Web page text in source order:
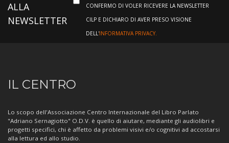
ALLA
NEWSLETTER
CONFERMO DI VOLER RICEVERE LA NEWSLETTER
CILP E DICHIARO DI AVER PRESO VISIONE
DELL'INFORMATIVA PRIVACY.
Informazioni
sul
Centro
IL CENTRO
Lo scopo dell'Associazione Centro Internazionale del Libro Parlato
"Adriano Sernagiotto" O.D.V. è quello di aiutare, mediante gli audiolibri e
progetti specifici, chi è affetto da problemi visivi e/o cognitivi ad accostarsi
alla lettura ed allo studio.